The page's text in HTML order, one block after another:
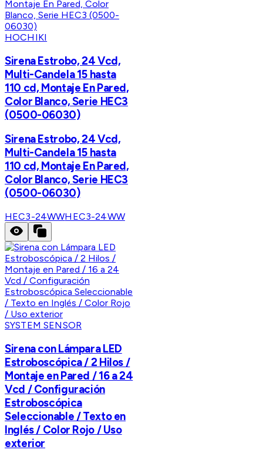
HOCHIKI
Sirena Estrobo, 24 Vcd,
Multi-Candela 15 hasta
110 cd, Montaje En Pared,
Color Blanco, Serie HEC3
(0500-06030)
Sirena Estrobo, 24 Vcd,
Multi-Candela 15 hasta
110 cd, Montaje En Pared,
Color Blanco, Serie HEC3
(0500-06030)
HEC3-24WWHEC3-24WW
SYSTEM SENSOR
Sirena con Lámpara LED
Estroboscópica / 2 Hilos /
Montaje en Pared / 16 a 24
Vcd / Configuración
Estroboscópica
Seleccionable / Texto en
Inglés / Color Rojo / Uso
exterior